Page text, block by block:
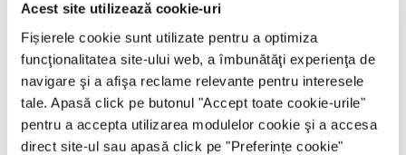
Acest site utilizează cookie-uri
Fișierele cookie sunt utilizate pentru a optimiza
funcţionalitatea site-ului web, a îmbunătăţi experienţa de
navigare şi a afişa reclame relevante pentru interesele
tale. Apasă click pe butonul "Accept toate cookie-urile"
pentru a accepta utilizarea modulelor cookie şi a accesa
direct site-ul sau apasă click pe "Preferințe cookie"
hialuronic propriu, fără perioadă de recuperare, care pot fi efectuate
și în perioada de vară, destinate corectării semnelor asociate cu
procesul de îmbătrânire a pielii ( riduri, pete, pori dilatați, vase
sparte, piele aspră etc.).
Pacientul din Centrul DermaLife beneficiază de absolut toate